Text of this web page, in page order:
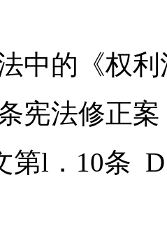
中的《权
宪法修正
第l．10条